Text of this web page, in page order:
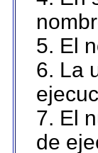
5. El
6. La
7. El
de